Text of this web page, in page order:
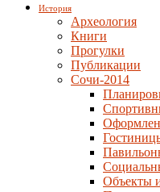
История
Археология
Книги
Прогулки
Публикации
Сочи-2014
Объекты